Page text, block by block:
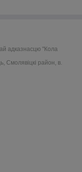
адказнасцю "Кола
Смолявiцкi район, в.